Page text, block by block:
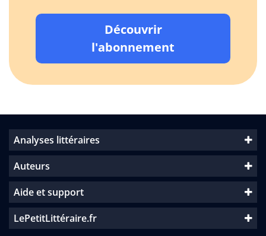
Découvrir
l'abonnement
Analyses littéraires
Auteurs
Aide et support
LePetitLittéraire.fr